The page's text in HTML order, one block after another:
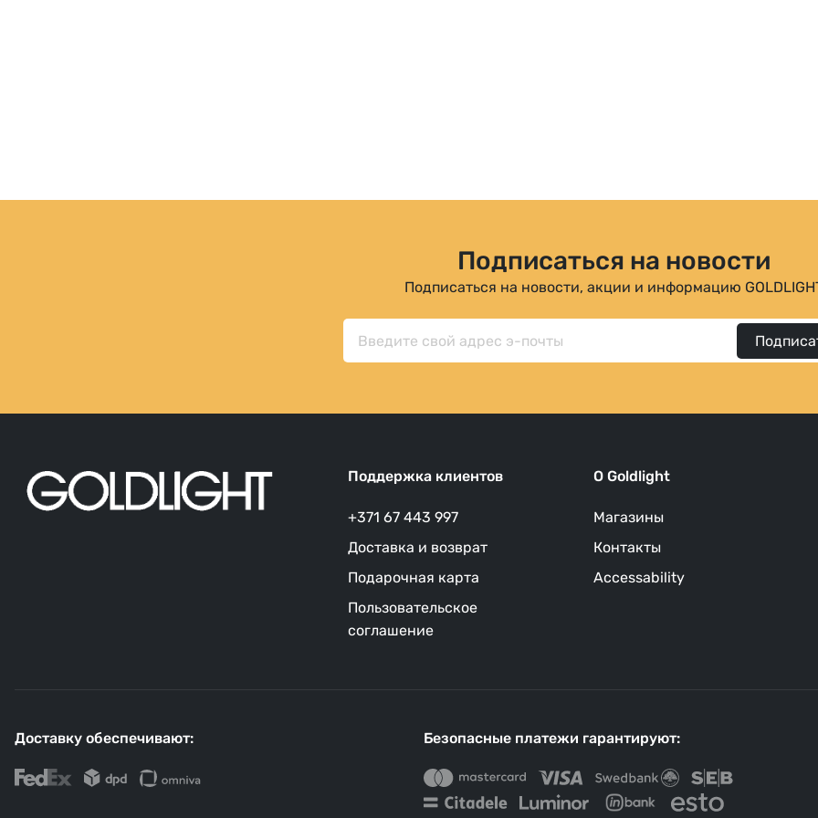
Подписаться на новости
Подписаться на новости, акции и информацию
Поддержка клиентов
+371 67 443 997
Доставка и возврат
Подарочная карта
Пользовательское
соглашение
O Goldlight
Магазины
Контакты
Accessability
Доставку обеспечивают: Безопасные платежи гарантируют: